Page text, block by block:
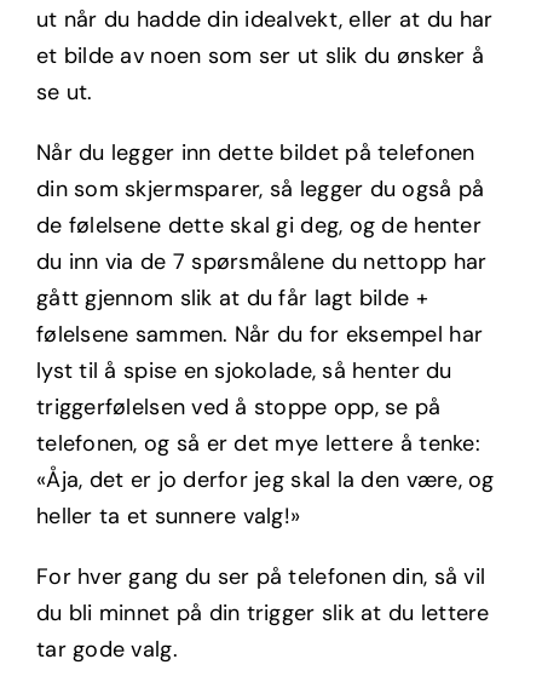
ut når du hadde din idealvekt, eller at du har
et bilde av noen som ser ut slik du ønsker å
se ut.
Når du legger inn dette bildet på telefonen
din som skjermsparer, så legger du også på
de følelsene dette skal gi deg, og de henter
du inn via de 7 spørsmålene du nettopp har
gått gjennom slik at du får lagt bilde +
følelsene sammen. Når du for eksempel har
lyst til å spise en sjokolade, så henter du
triggerfølelsen ved å stoppe opp, se på
telefonen, og så er det mye lettere å tenke:
«Åja, det er jo derfor jeg skal la den være, og
heller ta et sunnere valg!»
For hver gang du ser på telefonen din, så vil
du bli minnet på din trigger slik at du lettere
tar gode valg.